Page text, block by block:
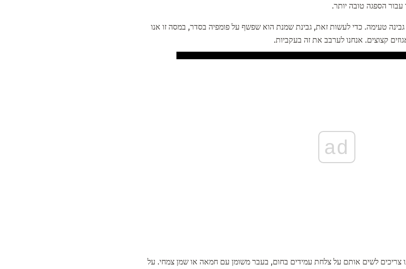
הספגה טובה יותר.
עכשיו המשימה שלנו היא לעשות mincemeat גבינה טעימה. כדי לעשות זאת, גבינת שמנת הוא שפשף על פומפיה בסדר, במסה זו אנו
קצוצים. אנחנו לערבב את זה בעקביות.
ad
צריכים לשים אותם על צלחת עמידים בחום, בעבר משומן עם חמאה או שמן צמחי. על